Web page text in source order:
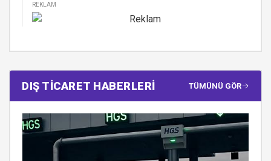
REKLAM
DIŞ TİCARET HABERLERİ TÜMÜNÜ GÖR